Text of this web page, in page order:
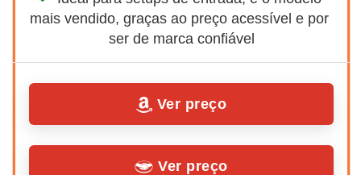
mais vendido, graças ao preço acessível e por
ser de marca confiável
Ver preço
Ver preço